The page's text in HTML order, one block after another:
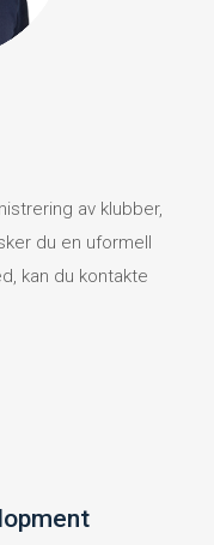
av klubber,
du en uformell
kan du kontakte